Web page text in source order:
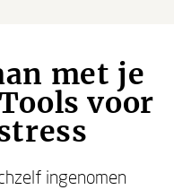
met je
voor
ingenomen